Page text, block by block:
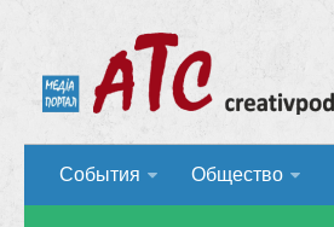
События Общество